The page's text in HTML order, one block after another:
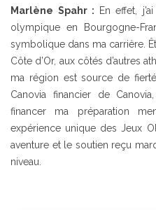
Marlène Spahr :
En effet,
olympique en Bourgogne-
symbolique dans ma carrière.
Côte d’Or, aux côtés d’autres
ma région est source de
Canovia financier de
financer ma préparation
expérience unique des Jeux
aventure et le soutien reçu
niveau.